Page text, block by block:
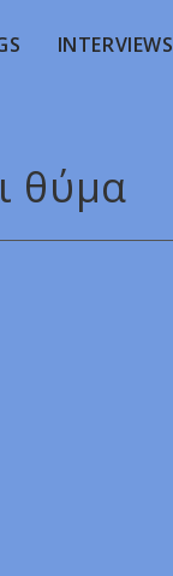
INTERVIEWS
θύμα